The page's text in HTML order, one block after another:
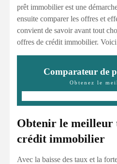
prêt immobilier est une
ensuite comparer les offres et
convient de savoir avant tout
offres de crédit immobilier.
Comparateur de
Obtenez le
Obtenir le meilleur
crédit immobilier
Avec la baisse des taux et la